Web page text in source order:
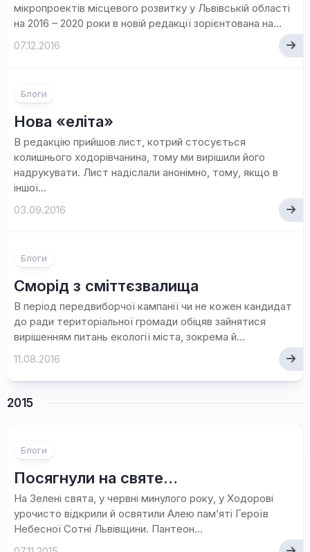
мікропроектів місцевого розвитку у Львівській області
на 2016 – 2020 роки в новій редакції зорієнтована на...
07.12.2016
Блоги
Нова «еліта»
В редакцію прийшов лист, котрий стосується
колишнього ходорівчанина, тому ми вирішили його
надрукувати. Лист надіслали анонімно, тому, якщо в
іншої...
03.09.2016
Блоги
Сморід з сміттєзвалища
В період передвиборчої кампанії чи не кожен кандидат
до ради територіальної громади обіцяв зайнятися
вирішенням питань екології міста, зокрема й...
11.08.2016
2015
Блоги
Посягнули на святе…
На Зелені свята, у червні минулого року, у Ходорові
урочисто відкрили й освятили Алею пам’яті Героїв
Небесної Сотні Львівщини. Пантеон...